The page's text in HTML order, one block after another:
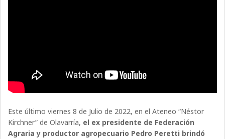
Este último viernes 8 de Julio de 2022, en el Ateneo “Néstor
Kirchner” de Olavarría, el ex presidente de Federación
Agraria y productor agropecuario Pedro Peretti brindó